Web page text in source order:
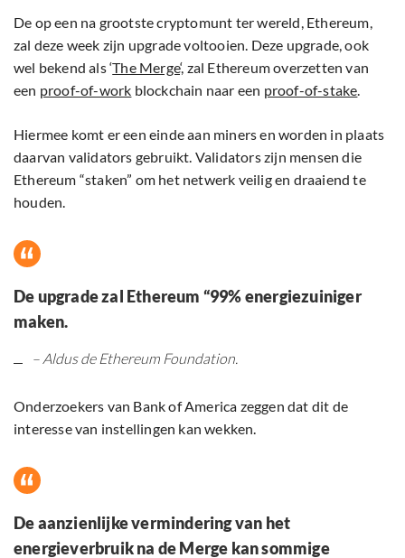
De op een na grootste cryptomunt ter wereld, Ethereum,
zal deze week zijn upgrade voltooien. Deze upgrade, ook
wel bekend als ‘The Merge‘, zal Ethereum overzetten van
een proof-of-work blockchain naar een proof-of-stake.
Hiermee komt er een einde aan miners en worden in plaats
daarvan validators gebruikt. Validators zijn mensen die
Ethereum “staken” om het netwerk veilig en draaiend te
houden.
De upgrade zal Ethereum “99% energiezuiniger
maken.
– Aldus de Ethereum Foundation.
Onderzoekers van Bank of America zeggen dat dit de
interesse van instellingen kan wekken.
De aanzienlijke vermindering van het
energieverbruik na de Merge kan sommige